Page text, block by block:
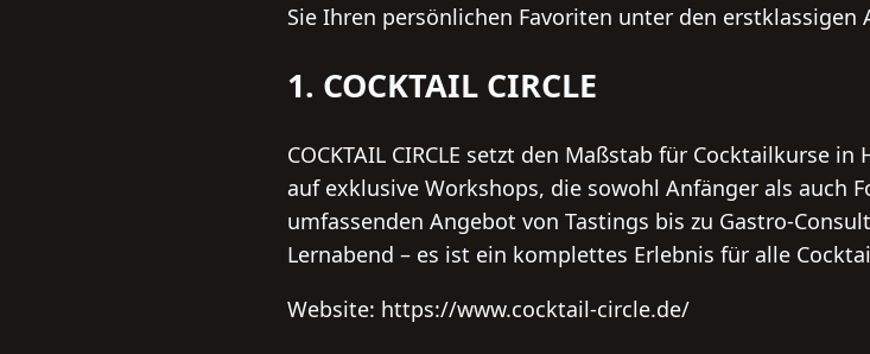
Sie Ihren persönlichen Favoriten unter den erstklassigen
1. COCKTAIL CIRCLE
COCKTAIL CIRCLE setzt den Maßstab für Cocktailkurse
auf exklusive Workshops, die sowohl Anfänger als auch
umfassenden Angebot von Tastings bis zu Gastro-
Lernabend – es ist ein komplettes Erlebnis für alle
Website: https://www.cocktail-circle.de/